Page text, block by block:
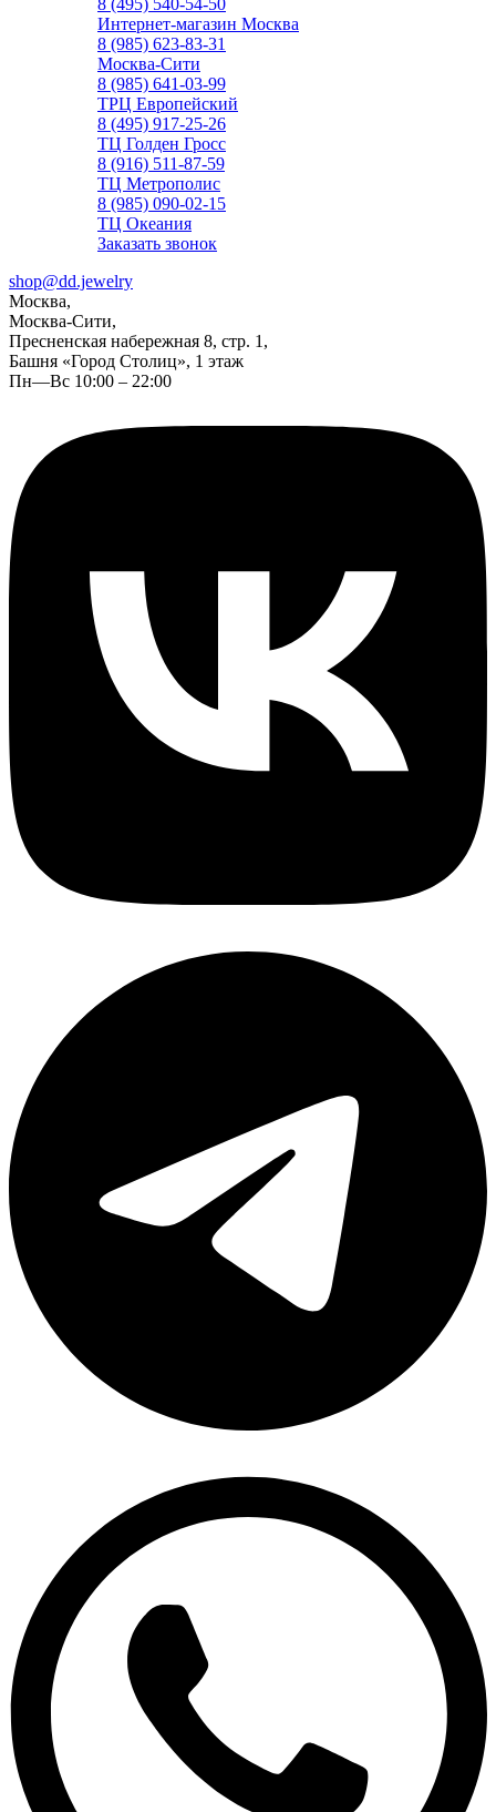
8 (495) 540-54-50
Интернет-магазин Москва
8 (985) 623-83-31
Москва-Сити
8 (985) 641-03-99
ТРЦ Европейский
8 (495) 917-25-26
ТЦ Голден Гросс
8 (916) 511-87-59
ТЦ Метрополис
8 (985) 090-02-15
ТЦ Океания
Заказать звонок
shop@dd.jewelry
Москва,
Москва-Сити,
Пресненская набережная 8, стр. 1,
Башня «Город Столиц», 1 этаж
Пн—Вс 10:00 – 22:00